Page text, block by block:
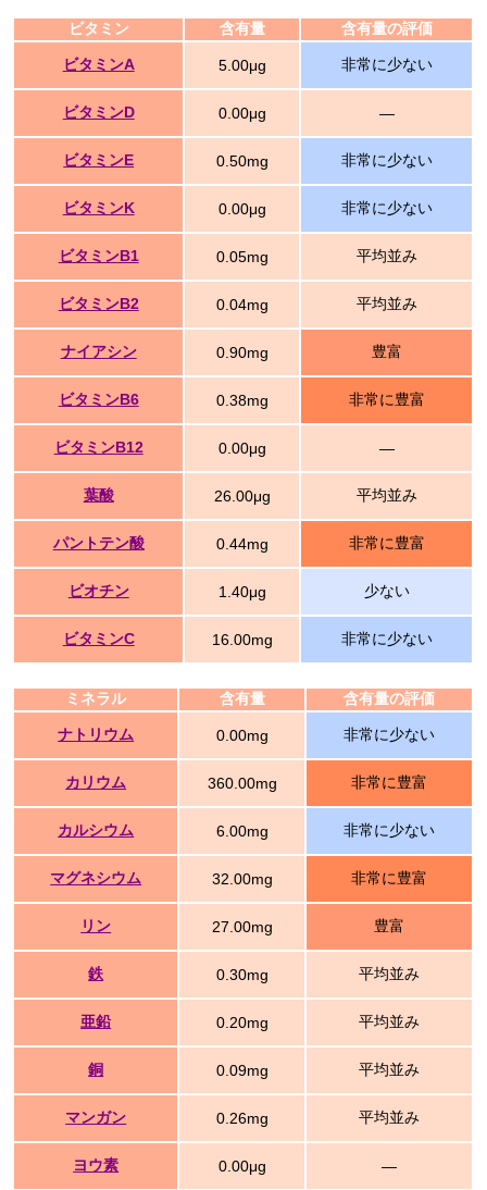
ビタミン 含有量 含有量の評価
ビタミンA 5.00μg 非常に少ない
ビタミンD 0.00μg ―
ビタミンE 0.50mg 非常に少ない
ビタミンK 0.00μg 非常に少ない
ビタミンB1 0.05mg 平均並み
ビタミンB2 0.04mg 平均並み
ナイアシン 0.90mg 豊富
ビタミンB6 0.38mg 非常に豊富
ビタミンB12 0.00μg ―
葉酸 26.00μg 平均並み
パントテン酸 0.44mg 非常に豊富
ビオチン 1.40μg 少ない
ビタミンC 16.00mg 非常に少ない
ミネラル 含有量 含有量の評価
ナトリウム 0.00mg 非常に少ない
カリウム 360.00mg 非常に豊富
カルシウム 6.00mg 非常に少ない
マグネシウム 32.00mg 非常に豊富
リン 27.00mg 豊富
鉄 0.30mg 平均並み
亜鉛 0.20mg 平均並み
銅 0.09mg 平均並み
マンガン 0.26mg 平均並み
ヨウ素 0.00μg ―